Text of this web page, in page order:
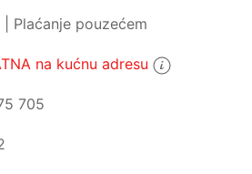
Plaćanje pouzećem
na kućnu adresu
705